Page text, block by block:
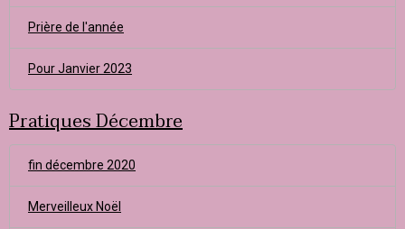
Prière de l'année
Pour Janvier 2023
Pratiques Décembre
fin décembre 2020
Merveilleux Noël